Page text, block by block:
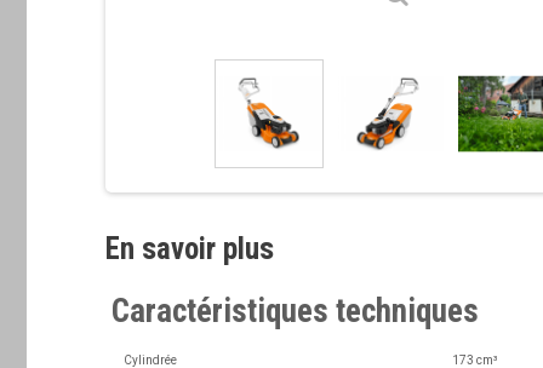
En savoir plus
Caractéristiques techniques
Cylindrée 173 cm³